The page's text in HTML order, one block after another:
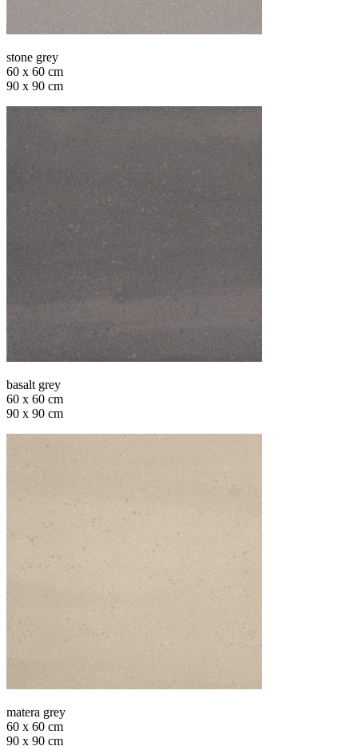
stone grey
60 x 60 cm
90 x 90 cm
basalt grey
60 x 60 cm
90 x 90 cm
matera grey
60 x 60 cm
90 x 90 cm